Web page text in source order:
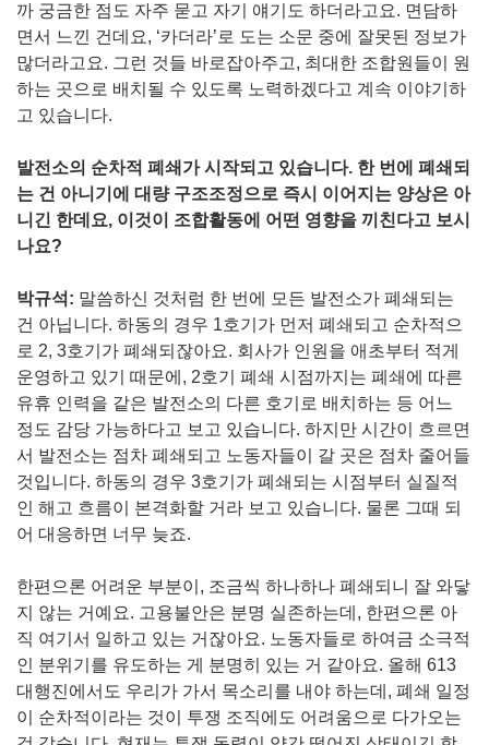
까 궁금한 점도 자주 묻고 자기 얘기도 하더라고요. 면담하
면서 느낀 건데요, ‘카더라’로 도는 소문 중에 잘못된 정보가
많더라고요. 그런 것들 바로잡아주고, 최대한 조합원들이 원
하는 곳으로 배치될 수 있도록 노력하겠다고 계속 이야기하
고 있습니다.
발전소의 순차적 폐쇄가 시작되고 있습니다. 한 번에 폐쇄되
는 건 아니기에 대량 구조조정으로 즉시 이어지는 양상은 아
니긴 한데요, 이것이 조합활동에 어떤 영향을 끼친다고 보시
나요?
박규석: 말씀하신 것처럼 한 번에 모든 발전소가 폐쇄되는
건 아닙니다. 하동의 경우 1호기가 먼저 폐쇄되고 순차적으
로 2, 3호기가 폐쇄되잖아요. 회사가 인원을 애초부터 적게
운영하고 있기 때문에, 2호기 폐쇄 시점까지는 폐쇄에 따른
유휴 인력을 같은 발전소의 다른 호기로 배치하는 등 어느
정도 감당 가능하다고 보고 있습니다. 하지만 시간이 흐르면
서 발전소는 점차 폐쇄되고 노동자들이 갈 곳은 점차 줄어들
것입니다. 하동의 경우 3호기가 폐쇄되는 시점부터 실질적
인 해고 흐름이 본격화할 거라 보고 있습니다. 물론 그때 되
어 대응하면 너무 늦죠.
한편으론 어려운 부분이, 조금씩 하나하나 폐쇄되니 잘 와닿
지 않는 거예요. 고용불안은 분명 실존하는데, 한편으론 아
직 여기서 일하고 있는 거잖아요. 노동자들로 하여금 소극적
인 분위기를 유도하는 게 분명히 있는 거 같아요. 올해 613
대행진에서도 우리가 가서 목소리를 내야 하는데, 폐쇄 일정
이 순차적이라는 것이 투쟁 조직에도 어려움으로 다가오는